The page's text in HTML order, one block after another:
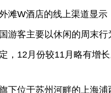
滩W酒店的线上渠道显
游客主要以休闲的周末
，12月份较11月略有增长
位于苏州河畔的上海浦